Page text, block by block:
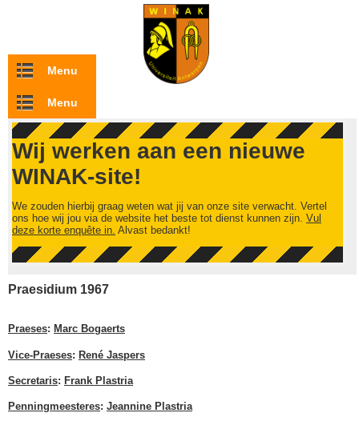
Overslaan en naar de inhoud gaan
Menu
Menu
Wij werken aan een nieuwe
WINAK-site!
We zouden hierbij graag weten wat jij van onze site verwacht. Vertel
ons hoe wij jou via de website het beste tot dienst kunnen zijn. Vul
deze korte enquête in. Alvast bedankt!
Praesidium 1967
Praeses: Marc Bogaerts
Vice-Praeses: René Jaspers
Secretaris: Frank Plastria
Penningmeesteres: Jeannine Plastria